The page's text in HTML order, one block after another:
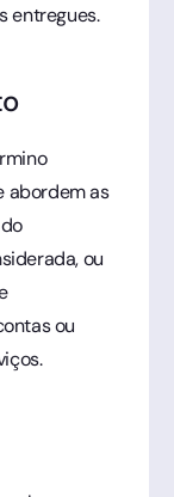
entregues.
abordem as
ou
ou